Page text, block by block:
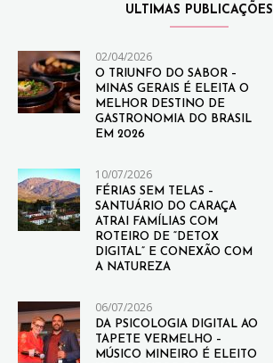
ULTIMAS PUBLICAÇÕES
02/04/2026
O TRIUNFO DO SABOR –
MINAS GERAIS É ELEITA O
MELHOR DESTINO DE
GASTRONOMIA DO BRASIL
EM 2026
10/07/2026
FÉRIAS SEM TELAS –
SANTUÁRIO DO CARAÇA
ATRAI FAMÍLIAS COM
ROTEIRO DE “DETOX
DIGITAL” E CONEXÃO COM
A NATUREZA
06/07/2026
DA PSICOLOGIA DIGITAL AO
TAPETE VERMELHO –
MÚSICO MINEIRO É ELEITO